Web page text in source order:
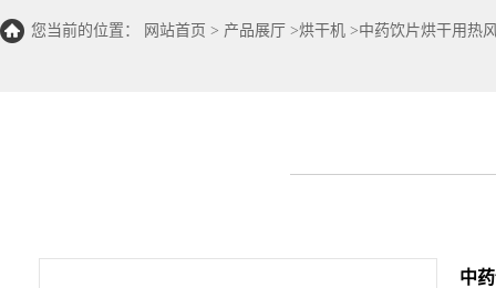
您当前的位置： 网站首页 > 产品展厅 >烘干机 >中药饮片烘干用热
中